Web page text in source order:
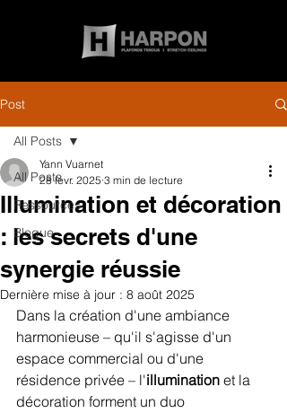
Post
All Posts
Ressources
Blogue
All Posts
Illumination et décoration
: les secrets d'une
synergie réussie
Yann Vuarnet
28 févr. 2025 3 min de lecture
Dernière mise à jour : 8 août 2025
Dans la création d'une ambiance
harmonieuse – qu'il s'agisse d'un
espace commercial ou d'une
résidence privée – l'illumination et la
décoration forment un duo